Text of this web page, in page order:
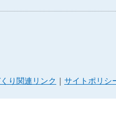
り関連リンク サイトポリシ